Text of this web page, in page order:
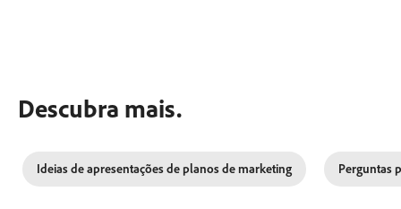
Descubra mais.
Ideias de apresentações de planos de marketing Perguntas